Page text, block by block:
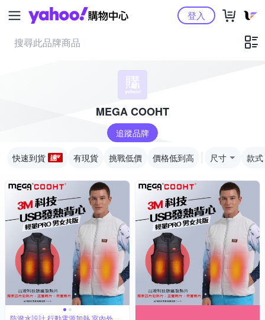
Yahoo購物中心登入
MEGA COOHT
追蹤品牌
快速到貨 有現貨 挑戰低價 價格低到高 尺寸 款式
防潑水設計 行動電源加熱 室內外一